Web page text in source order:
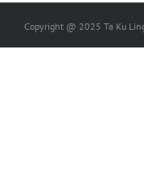
Copyright @ 2025 Ta Ku